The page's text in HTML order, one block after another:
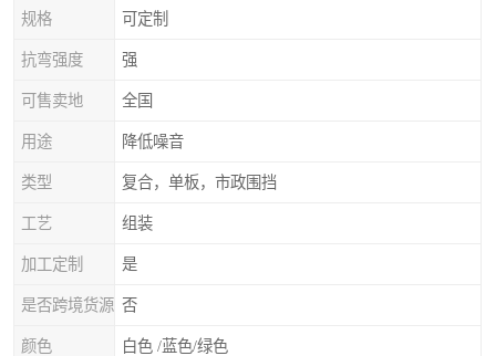
规格 可定制
抗弯强度 强
可售卖地 全国
用途 降低噪音
类型 复合，单板，市政围挡
工艺 组装
加工定制 是
是否跨境货源 否
颜色 白色 /蓝色/绿色